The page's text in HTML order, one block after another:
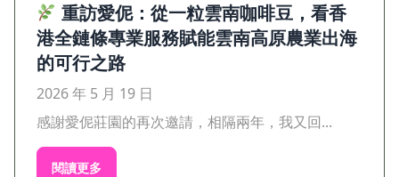
重訪愛伲：從一粒雲南咖啡豆，看香
港全鏈條專業服務賦能雲南高原農業出海
的可行之路
2026 年 5 月 19 日
感謝愛伲莊園的再次邀請，相隔兩年，我又回...
閱讀更多